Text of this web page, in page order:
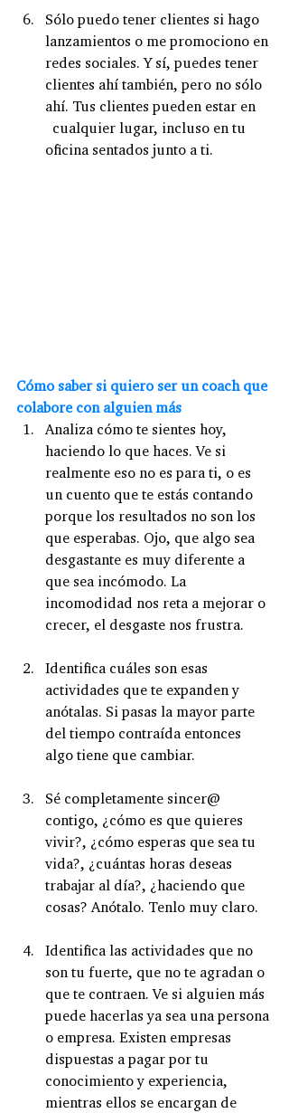
Sólo puedo tener clientes si hago
lanzamientos o me promociono en
redes sociales. Y sí, puedes tener
clientes ahí también, pero no sólo
ahí. Tus clientes pueden estar en
  cualquier lugar, incluso en tu
oficina sentados junto a ti.
Cómo saber si quiero ser un coach que
colabore con alguien más
Analiza cómo te sientes hoy,
haciendo lo que haces. Ve si
realmente eso no es para ti, o es
un cuento que te estás contando
porque los resultados no son los
que esperabas. Ojo, que algo sea
desgastante es muy diferente a
que sea incómodo. La
incomodidad nos reta a mejorar o
crecer, el desgaste nos frustra.
Identifica cuáles son esas
actividades que te expanden y
anótalas. Si pasas la mayor parte
del tiempo contraída entonces
algo tiene que cambiar.
Sé completamente sincer@
contigo, ¿cómo es que quieres
vivir?, ¿cómo esperas que sea tu
vida?, ¿cuántas horas deseas
trabajar al día?, ¿haciendo que
cosas? Anótalo. Tenlo muy claro.
Identifica las actividades que no
son tu fuerte, que no te agradan o
que te contraen. Ve si alguien más
puede hacerlas ya sea una persona
o empresa. Existen empresas
dispuestas a pagar por tu
conocimiento y experiencia,
mientras ellos se encargan de